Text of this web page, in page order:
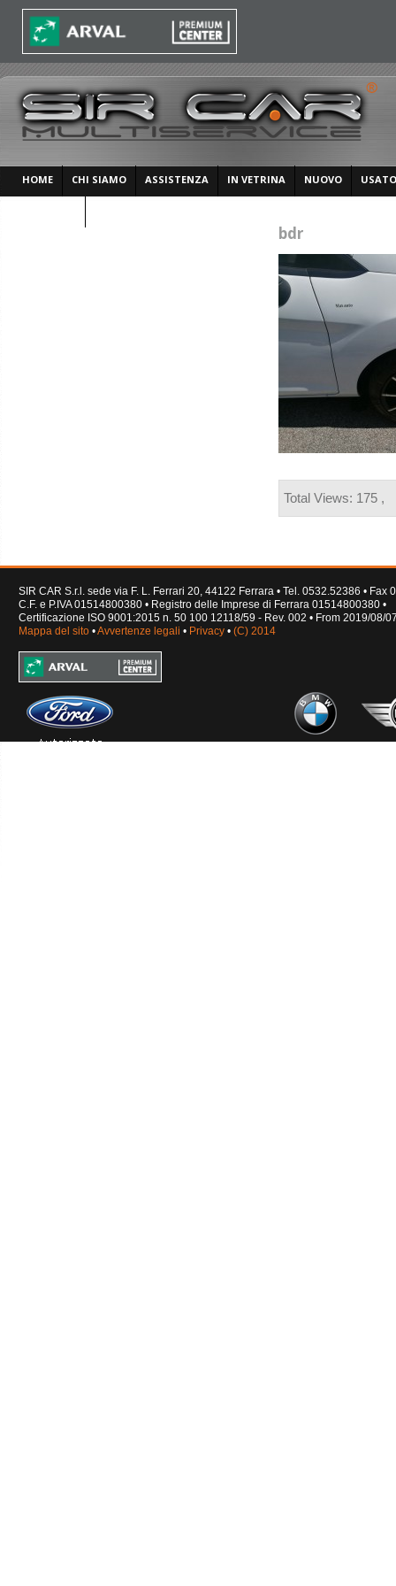
HOME CHI SIAMO ASSISTENZA IN VETRINA NUOVO USATO
bdr
Total Views: 175 ,
SIR CAR S.r.l. sede via F. L. Ferrari 20, 44122 Ferrara • Tel. 0532.52386 • Fax
C.F. e P.IVA 01514800380 • Registro delle Imprese di Ferrara 01514800380 •
Certificazione ISO 9001:2015 n. 50 100 12118/59 - Rev. 002 • From 2019/08/
Mappa del sito•Avvertenze legali • Privacy• (C) 2014